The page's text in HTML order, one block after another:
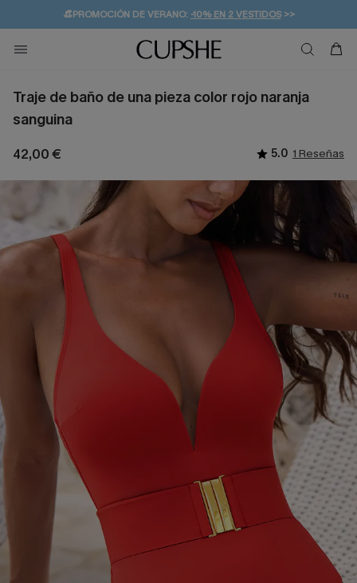
👒PROMOCIÓN DE VERANO:-10% EN 2 VESTIDOS>>
💌¡SUSCRIBIRSE & GANAR -10% EXTRA!
🚚ENVÍO GRATUITO A PARTIR DE 49 € >>
Traje de baño de una pieza color rojo naranja
sanguina
42,00 € 5.0 1 Reseñas